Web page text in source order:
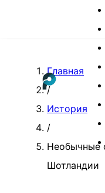
Главная
/
История
/
Необычные
Шотландии